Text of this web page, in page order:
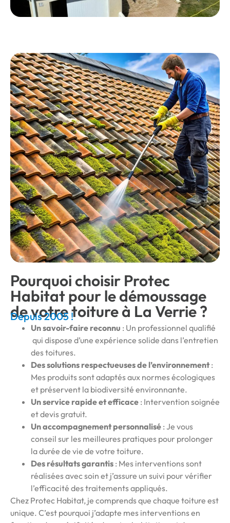
Pourquoi choisir Protec
Habitat pour le démoussage
de votre toiture à La Verrie ?
Depuis 2005 !
Un savoir-faire reconnu : Un professionnel qualifié
qui dispose d’une expérience solide dans l’entretien
des toitures.
Des solutions respectueuses de l’environnement :
Mes produits sont adaptés aux normes écologiques
et préservent la biodiversité environnante.
Un service rapide et efficace : Intervention soignée
et devis gratuit.
Un accompagnement personnalisé : Je vous
conseil sur les meilleures pratiques pour prolonger
la durée de vie de votre toiture.
Des résultats garantis : Mes interventions sont
réalisées avec soin et j’assure un suivi pour vérifier
l’efficacité des traitements appliqués.
Chez Protec Habitat, je comprends que chaque toiture est
unique. C’est pourquoi j’adapte mes interventions en